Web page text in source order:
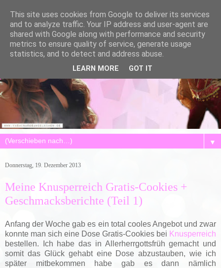
▼
Donnerstag, 19. Dezember 2013
Meine Knusperreich Gratis-Cookies +
Geschmacksberichte (Teil 1)
Anfang der Woche gab es ein total cooles Angebot und zwar
konnte man sich eine Dose Gratis-Cookies bei Knusperreich
bestellen. Ich habe das in Allerherrgottsfrüh gemacht und
somit das Glück gehabt eine Dose abzustauben, wie ich
später mitbekommen habe gab es dann nämlich
This site uses cookies from Google to deliver its services
and to analyze traffic. Your IP address and user-agent are
shared with Google along with performance and security
metrics to ensure quality of service, generate usage
statistics, and to detect and address abuse.
LEARN MORE GOT IT